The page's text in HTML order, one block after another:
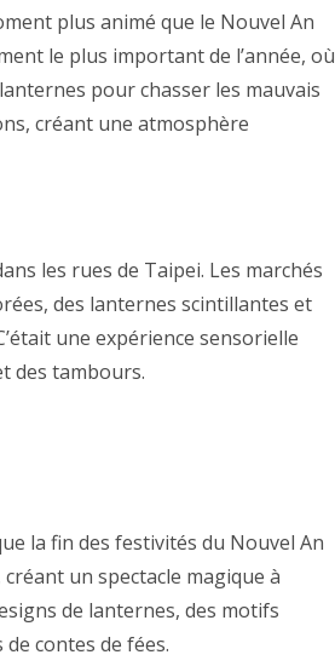
plus animé que le Nouvel An
le plus important de l’année, où
pour chasser les mauvais
créant une atmosphère
les rues de Taipei. Les marchés
des lanternes scintillantes et
une expérience sensorielle
des tambours.
la fin des festivités du Nouvel An
un spectacle magique à
de lanternes, des motifs
contes de fées.